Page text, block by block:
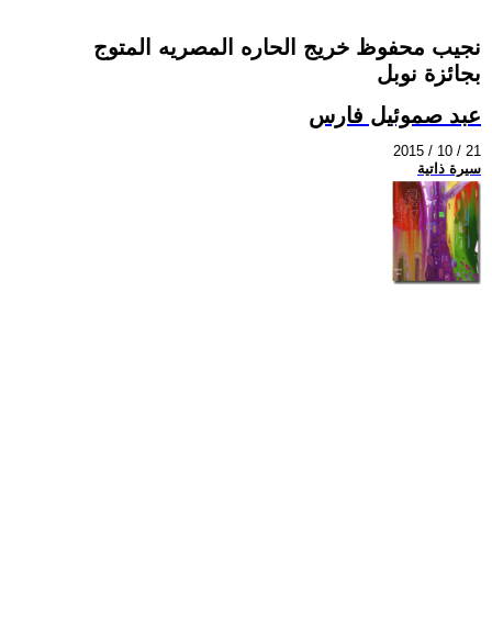
نجيب محفوظ خريج الحاره المصريه المتوج
بجائزة نوبل
عبد صموئيل فارس
2015 / 10 / 21
سيرة ذاتية